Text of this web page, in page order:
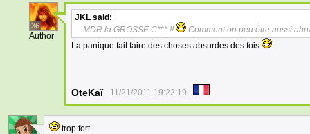
36
Author
JKL said:
MDR la GROSSE C*** !!
Comment on peu être aussi
La panique fait faire des choses absurdes des fois
OteKaï 11/21/2011 19:22:19
trop fort